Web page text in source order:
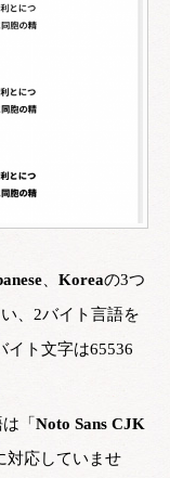
Koreaの3つ
、2バイト言語を
イト文字は65536
「 Noto Sans CJK
対応していませ